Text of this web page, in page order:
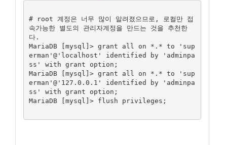
# root 계정은 너무 많이 알려졌으므로, 로컬만 접
속가능한 별도의 관리자계정을 만드는 것을 추천한
다.
MariaDB [mysql]> grant all on *.* to 'sup
erman'@'localhost' identified by 'adminpa
ss' with grant option;
MariaDB [mysql]> grant all on *.* to 'sup
erman'@'127.0.0.1' identified by 'adminpa
ss' with grant option;
MariaDB [mysql]> flush privileges;